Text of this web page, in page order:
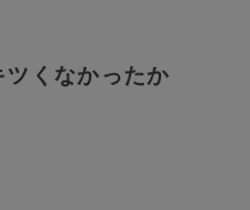
ツくなかったか